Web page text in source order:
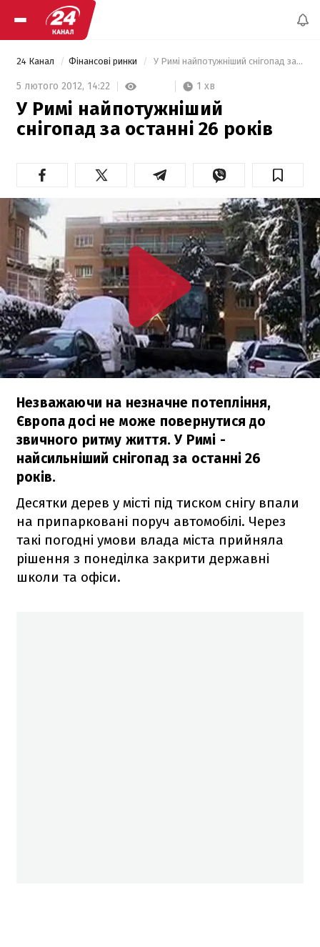
24 Канал Фінансові ринки У Римі найпотужніший снігопад за останні 26 років
5 лютого 2012, 14:22 1 хв
У Римі найпотужніший
снігопад за останні 26 років
Незважаючи на незначне потепління,
Європа досі не може повернутися до
звичного ритму життя. У Римі -
найсильніший снігопад за останні 26
років.
Десятки дерев у місті під тиском снігу впали
на припарковані поруч автомобілі. Через
такі погодні умови влада міста прийняла
рішення з понеділка закрити державні
школи та офіси.